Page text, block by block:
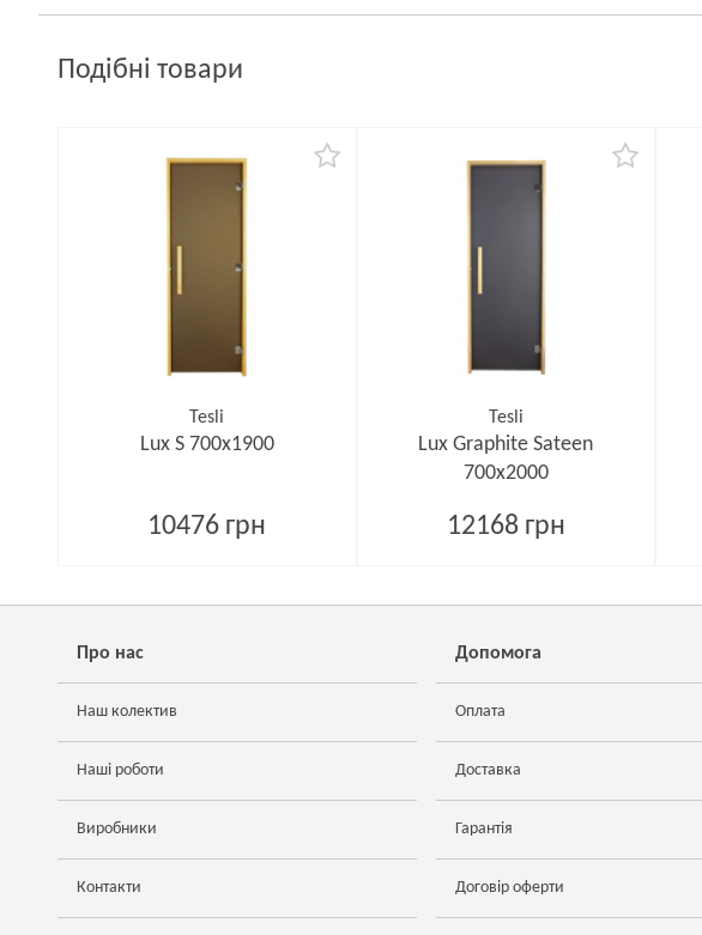
Подібні товари
Tesli
Lux S 700х1900
10476 грн
Tesli
Lux Graphite Sateen
700х2000
12168 грн
Про нас
Наш колектив
Наші роботи
Виробники
Контакти
Допомога
Оплата
Доставка
Гарантія
Договір оферти